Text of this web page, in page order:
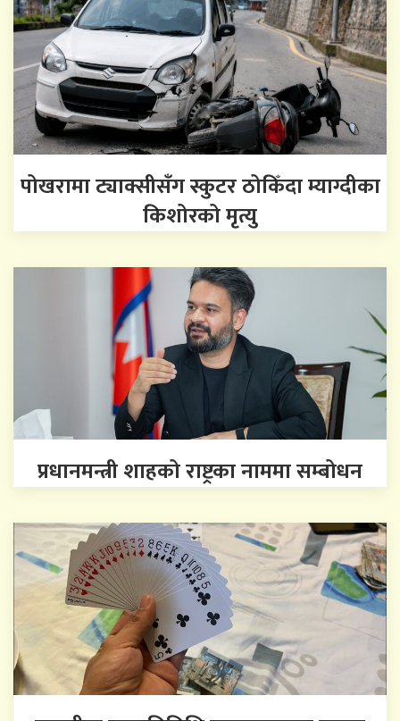
पोखरामा ट्याक्सीसँग स्कुटर ठोकिँदा म्याग्दीका
किशोरको मृत्यु
प्रधानमन्त्री शाहको राष्ट्रका नाममा सम्बोधन